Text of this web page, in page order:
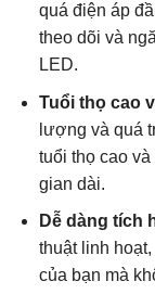
quá điện áp
theo dõi và
LED.
Tuổi thọ cao
lượng và quá
tuổi thọ cao
gian dài.
Dễ dàng tích
thuật linh
của bạn mà